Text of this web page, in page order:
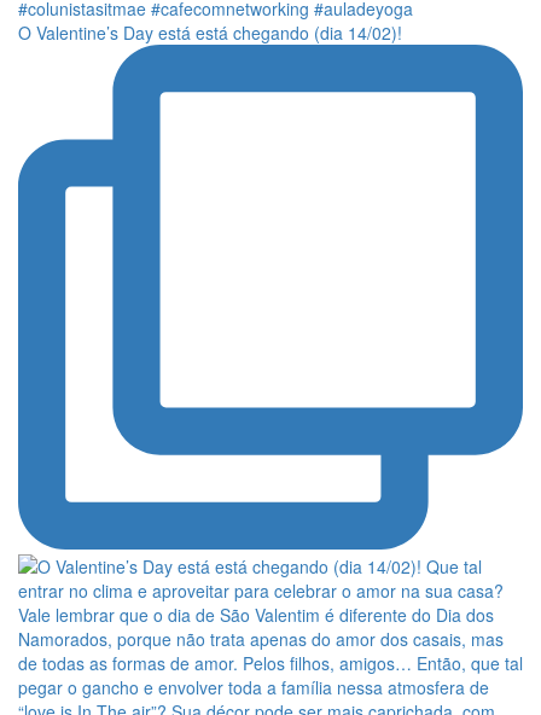
O Valentine’s Day está está chegando (dia 14/02)!